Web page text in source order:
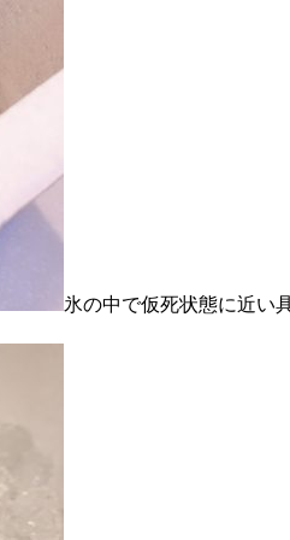
氷の中で仮死状態に近い